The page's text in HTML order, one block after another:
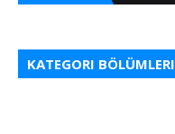
KATEGORI BÖLÜMLERI